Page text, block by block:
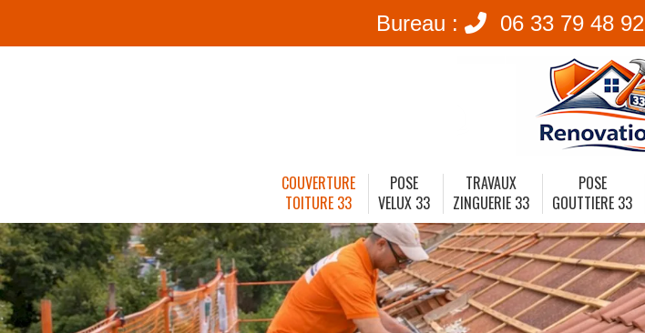
Bureau : 06 33 79 48 92
COUVERTURE
TOITURE 33
POSE
VELUX 33
TRAVAUX
ZINGUERIE 33
POSE
GOUTTIERE 33